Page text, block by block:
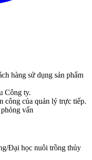
hàng sử dụng sản phẩm
Công ty.
công của quản lý trực tiếp.
vấn
Đại học nuôi trồng thủy